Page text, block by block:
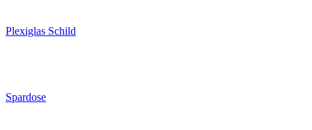
Plexiglas Schild
Spardose